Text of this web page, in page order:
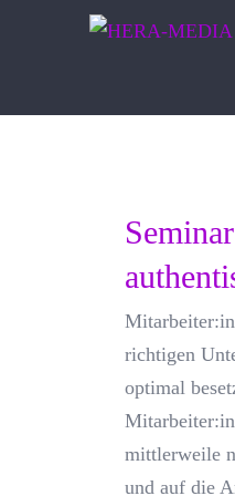
richtigen
optimal
mittlerweile
und auf die